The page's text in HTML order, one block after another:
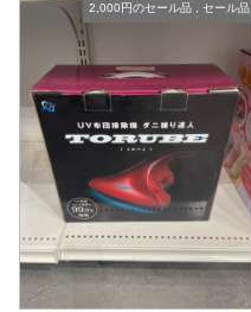
2,000円のセール品, セール品